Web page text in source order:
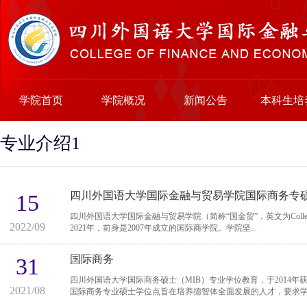
学院首页 学院概况 新闻公告 本科生培
专业介绍1
15
2022/09
四川外国语大学国际金融与贸易学院国际商务专
四川外国语大学国际金融与贸易学院（简称“国金贸”，英文为
2021年，前身是2007年成立的国际商学院。学院坚...
31
2021/08
国际商务
四川外国语大学国际商务硕士（MIB）专业学位教育，于2014年获
国际商务专业硕士学位点旨在培养德智体全面发展的人才，要求